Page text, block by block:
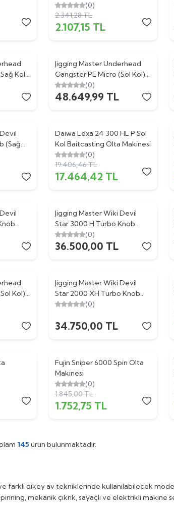
(0)
2.341,28TL
2.107,15 TL
Kol)
Jigging Master Underhead
Gangster PE Micro (Sol Kol)
Titanium Purple Olta
Makinesi
(0)
48.649,99 TL
(Sağ
Olta
%10
Daiwa Lexa 24 300 HL P Sol
Kol Baitcasting Olta Makinesi
(0)
19.406,46TL
17.464,42 TL
Jig
Jigging Master Wiki Devil
Star 3000 H Turbo Knob
(Sağ Kol) Titanium Blue Jig
Olta Makinesi
(0)
36.500,00 TL
Kol)
Jigging Master Wiki Devil
Star 2000 XH Turbo Knob
(Sağ Kol) Black Red Jig Olta
(0)
34.750,00 TL
%5
Fujin Sniper 6000 Spin Olta
Makinesi
(0)
1.845,00TL
1.752,75 TL
145 ürün bulunmaktadır.
farklı dikey av tekniklerinde kullanılabilecek
mekanik çıkrık, sayaçlı ve elektrikli makine